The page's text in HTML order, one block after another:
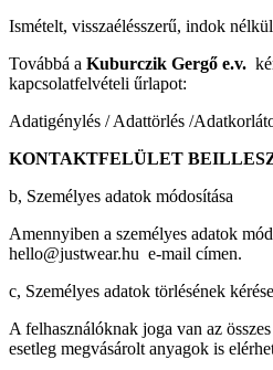
Ismételt, visszaélésszerű, indok
Továbbá a Kuburczik Gergő e.v.
kapcsolatfelvételi űrlapot:
Adatigénylés / Adattörlés /
KONTAKTFELÜLET
b, Személyes adatok módosítása
Amennyiben a személyes adatok
hello@justwear.hu e-mail címen.
c, Személyes adatok törlésének kérése
A felhasználóknak joga van az
esetleg megvásárolt anyagok is